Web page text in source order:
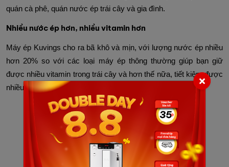
quán cà phê, quán nước ép trái cây và gia đình.
Nhiều nước ép hơn, nhiều vitamin hơn
Máy ép Kuvings cho ra bã khô và mịn, với lượng nước ép nhiều
hơn 20% so với các loại máy ép thông thường giúp bạn giữ
được nhiều vitamin trong trái cây và hơn thế nữa, tiết kiệm được
nhiều hoa quả.